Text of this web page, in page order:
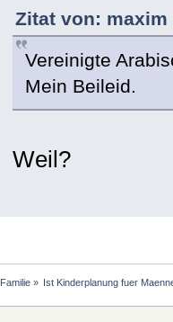
Zitat von: maxim
Vereinigte
Mein Beileid.
Weil?
Familie» Ist Kinderplanung fuer